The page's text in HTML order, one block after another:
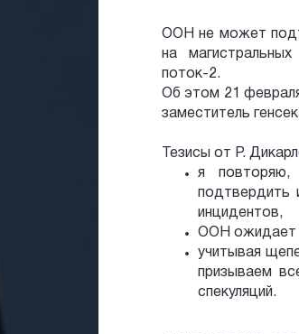
ООН не может
на
поток-2.
Об этом 21
заместитель
Тезисы от Р.
я
подтвердить
инцидентов,
ООН ожидает
учитывая
призываем
спекуляций.